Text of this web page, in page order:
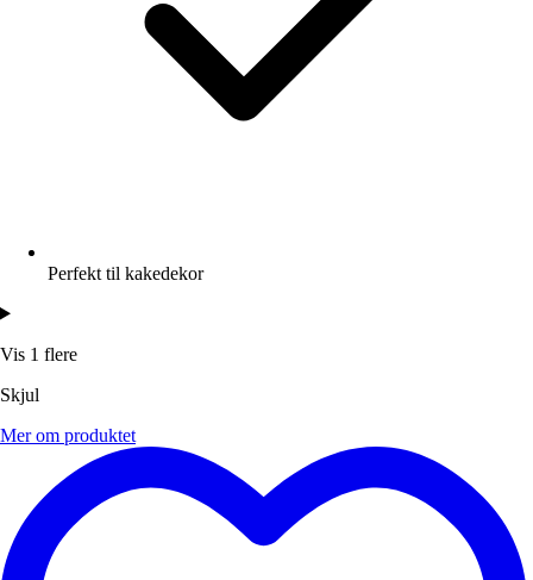
Perfekt til kakedekor
Vis 1 flere
Skjul
Mer om produktet